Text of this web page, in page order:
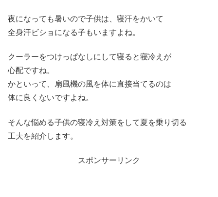
夜になっても暑いので子供は、寝汗をかいて
全身汗ビショになる子もいますよね。
クーラーをつけっぱなしにして寝ると寝冷えが
心配ですね。
かといって、扇風機の風を体に直接当てるのは
体に良くないですよね。
そんな悩める子供の寝冷え対策をして夏を乗り切る
工夫を紹介します。
スポンサーリンク